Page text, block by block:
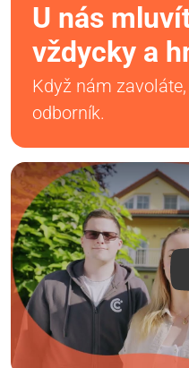
U nás
vždycky a
Když nám
odborník.